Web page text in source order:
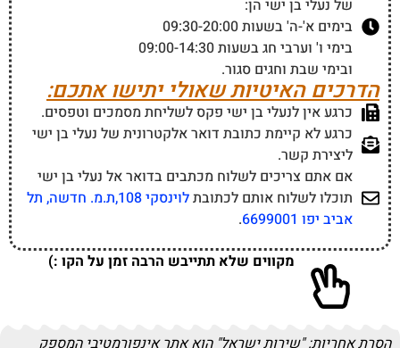
של נעלי בן ישי הן:
בימים א'-ה' בשעות 09:30-20:00
בימי ו' וערבי חג בשעות 09:00-14:30
ובימי שבת וחגים סגור.
הדרכים האיטיות שאולי יתישו אתכם:
כרגע אין לנעלי בן ישי פקס לשליחת מסמכים וטפסים.
כרגע לא קיימת כתובת דואר אלקטרונית של נעלי בן ישי
ליצירת קשר.
אם אתם צריכים לשלוח מכתבים בדואר אל נעלי בן ישי
תוכלו לשלוח אותם לכתובת
לוינסקי 108,ת.מ. חדשה, תל
אביב יפו 6699001
.
מקווים שלא תתייבש הרבה זמן על הקו :)